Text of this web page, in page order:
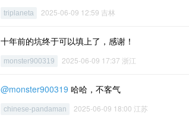
triplaneta 2025-06-09 12:59 吉林
十年前的坑终于可以填上了，感谢！
monster900319 2025-06-09 17:37 浙江
@monster900319 哈哈，不客气
chinese-pandaman 2025-06-09 18:00 江苏